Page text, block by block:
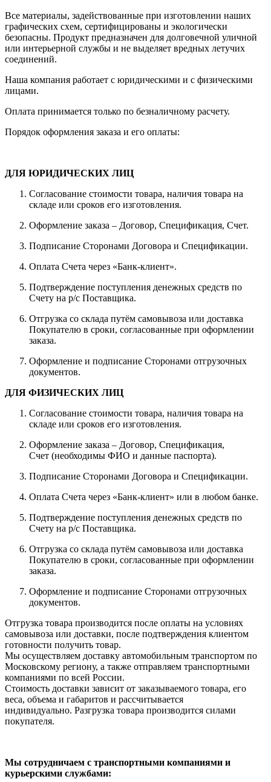
Все материалы, задействованные при изготовлении наших
графических схем, сертифицированы и экологически
безопасны. Продукт предназначен для долговечной уличной
или интерьерной службы и не выделяет вредных летучих
соединений.
Наша компания работает с юридическими и с физическими
лицами.
Оплата принимается только по безналичному расчету.
Порядок оформления заказа и его оплаты:
ДЛЯ ЮРИДИЧЕСКИХ ЛИЦ
Согласование стоимости товара, наличия товара на
складе или сроков его изготовления.
Оформление заказа – Договор, Спецификация, Счет.
Подписание Сторонами Договора и Спецификации.
Оплата Счета через «Банк-клиент».
Подтверждение поступления денежных средств по
Счету на р/с Поставщика.
Отгрузка со склада путём самовывоза или доставка
Покупателю в сроки, согласованные при оформлении
заказа.
Оформление и подписание Сторонами отгрузочных
документов.
ДЛЯ ФИЗИЧЕСКИХ ЛИЦ
Согласование стоимости товара, наличия товара на
складе или сроков его изготовления.
Оформление заказа – Договор, Спецификация,
Счет (необходимы ФИО и данные паспорта).
Подписание Сторонами Договора и Спецификации.
Оплата Счета через «Банк-клиент» или в любом банке.
Подтверждение поступления денежных средств по
Счету на р/с Поставщика.
Отгрузка со склада путём самовывоза или доставка
Покупателю в сроки, согласованные при оформлении
заказа.
Оформление и подписание Сторонами отгрузочных
документов.
Отгрузка товара производится после оплаты на условиях
самовывоза или доставки, после подтверждения клиентом
готовности получить товар.
Мы осуществляем доставку автомобильным транспортом по
Московскому региону, а также отправляем транспортными
компаниями по всей России.
Стоимость доставки зависит от заказываемого товара, его
веса, объема и габаритов и рассчитывается
индивидуально. Разгрузка товара производится силами
покупателя.
Мы сотрудничаем с транспортными компаниями и
курьерскими службами: